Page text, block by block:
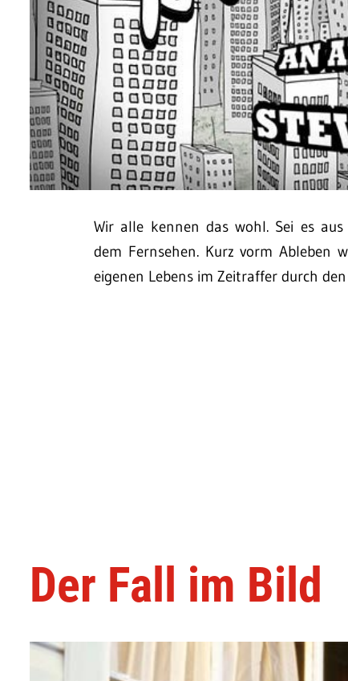
Wir alle kennen das wohl. Sei es
dem Fernsehen. Kurz vorm Ableben
eigenen Lebens im Zeitraffer durch
Der Fall im Bild